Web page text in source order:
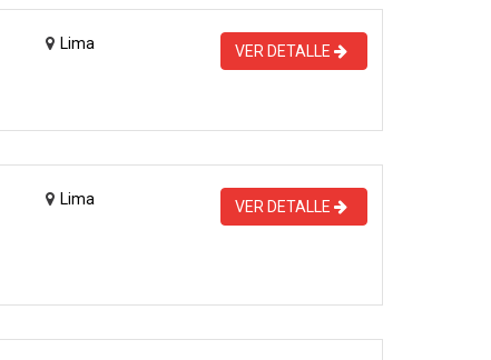
Lima VER DETALLE
Lima VER DETALLE